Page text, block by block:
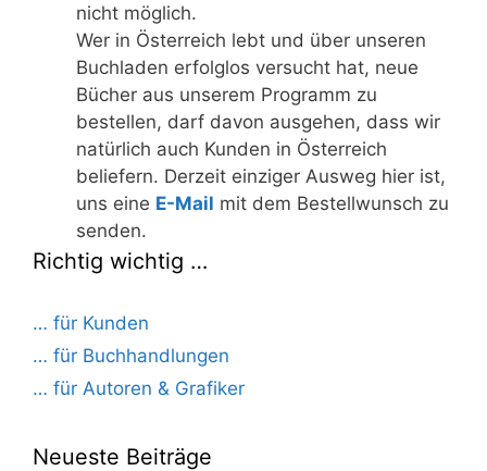
nicht möglich.
Wer in Österreich lebt und über unseren
Buchladen erfolglos versucht hat, neue
Bücher aus unserem Programm zu
bestellen, darf davon ausgehen, dass wir
natürlich auch Kunden in Österreich
beliefern. Derzeit einziger Ausweg hier ist,
uns eine E-Mail mit dem Bestellwunsch zu
senden.
Richtig wichtig …
… für Kunden
… für Buchhandlungen
… für Autoren & Grafiker
Neueste Beiträge